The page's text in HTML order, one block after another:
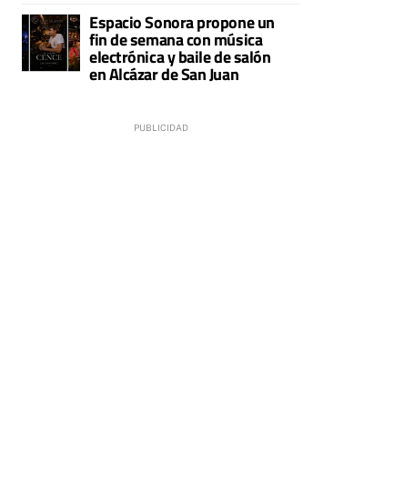
Espacio Sonora propone un
fin de semana con música
electrónica y baile de salón
en Alcázar de San Juan